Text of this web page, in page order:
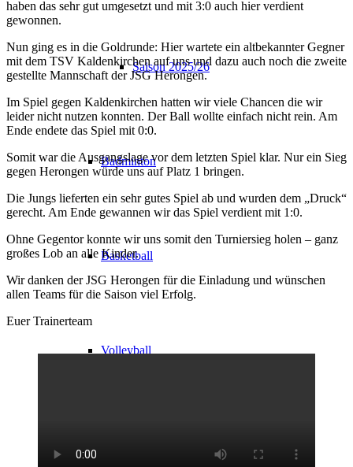
Saison 2025/26
Badminton
Basketball
Volleyball
haben das sehr gut umgesetzt und mit 3:0 auch hier verdient
gewonnen.
Nun ging es in die Goldrunde: Hier wartete ein altbekannter Gegner
mit dem TSV Kaldenkirchen auf uns und dazu auch noch die zweite
gestellte Mannschaft der JSG Herongen.
Im Spiel gegen Kaldenkirchen hatten wir viele Chancen die wir
leider nicht nutzen konnten. Der Ball wollte einfach nicht rein. Am
Ende endete das Spiel mit 0:0.
Somit war die Ausgangslage vor dem letzten Spiel klar. Nur ein Sieg
gegen Herongen würde uns auf Platz 1 bringen.
Die Jungs lieferten ein sehr gutes Spiel ab und wurden dem „Druck“
gerecht. Am Ende gewannen wir das Spiel verdient mit 1:0.
Ohne Gegentor konnte wir uns somit den Turniersieg holen – ganz
großes Lob an alle Kinder.
Wir danken der JSG Herongen für die Einladung und wünschen
allen Teams für die Saison viel Erfolg.
Euer Trainerteam